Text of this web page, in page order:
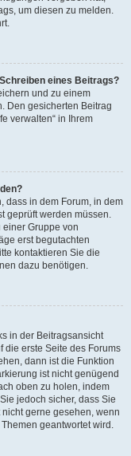
um diesen zu melden.
eines Beitrags?
und zu einem
Den gesicherten Beitrag
verwalten“ in Ihrem
dass in dem Forum, in dem
geprüft werden müssen.
einer Gruppe von
erst begutachten
kontaktieren Sie die
dazu benötigen.
in der Beitragsansicht
die erste Seite des Forums
dann ist die Funktion
ist nicht genügend
oben zu holen, indem
jedoch sicher, dass Sie
gerne gesehen, wenn
geantwortet wird.